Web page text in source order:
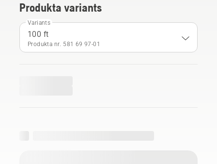
Produkta variants
Variants
100 ft
Produkta nr. 581 69 97‑01